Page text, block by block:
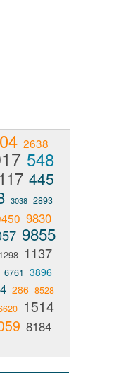
2638
548
445
3038 2893
9830
9855
1298 1137
6761 3896
286 8528
1514
8184